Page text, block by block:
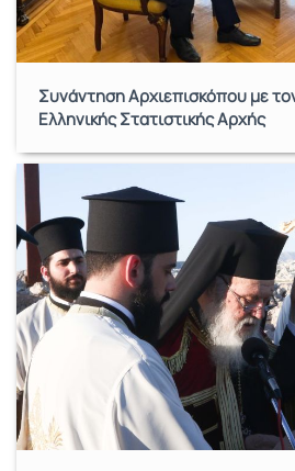
Συνάντηση Αρχιεπισκόπου με
Ελληνικής Στατιστικής Αρχής